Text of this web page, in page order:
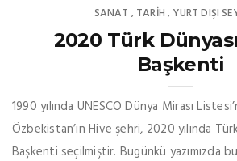
SANAT , TARİH , YURT DIŞI
2020 Türk
Başkenti
1990 yılında UNESCO Dünya Mirası
Özbekistan’ın Hive şehri, 2020 yılında
Başkenti seçilmiştir. Bugünkü yazımızda